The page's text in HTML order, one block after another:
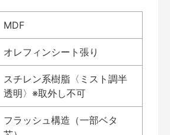
MDF
オレフィンシート張り
スチレン系樹脂〈ミスト調半
透明〉※取外し不可
フラッシュ構造（一部ベタ